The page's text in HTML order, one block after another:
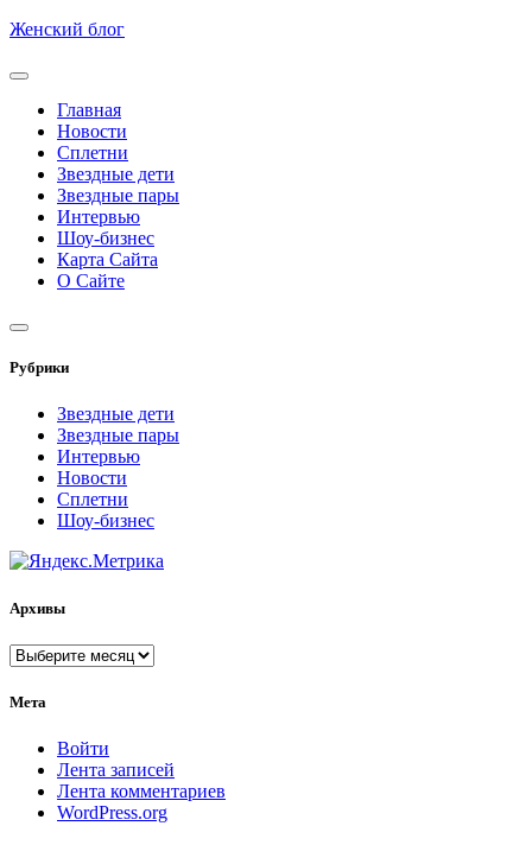
Skip
content
Женский блог
Главная
Новости
Сплетни
Звездные дети
Звездные пары
Интервью
Шоу-бизнес
Карта Сайта
О Сайте
Рубрики
Звездные дети
Звездные пары
Интервью
Новости
Сплетни
Шоу-бизнес
Архивы
Архивы
Мета
Войти
Лента записей
Лента комментариев
WordPress.org